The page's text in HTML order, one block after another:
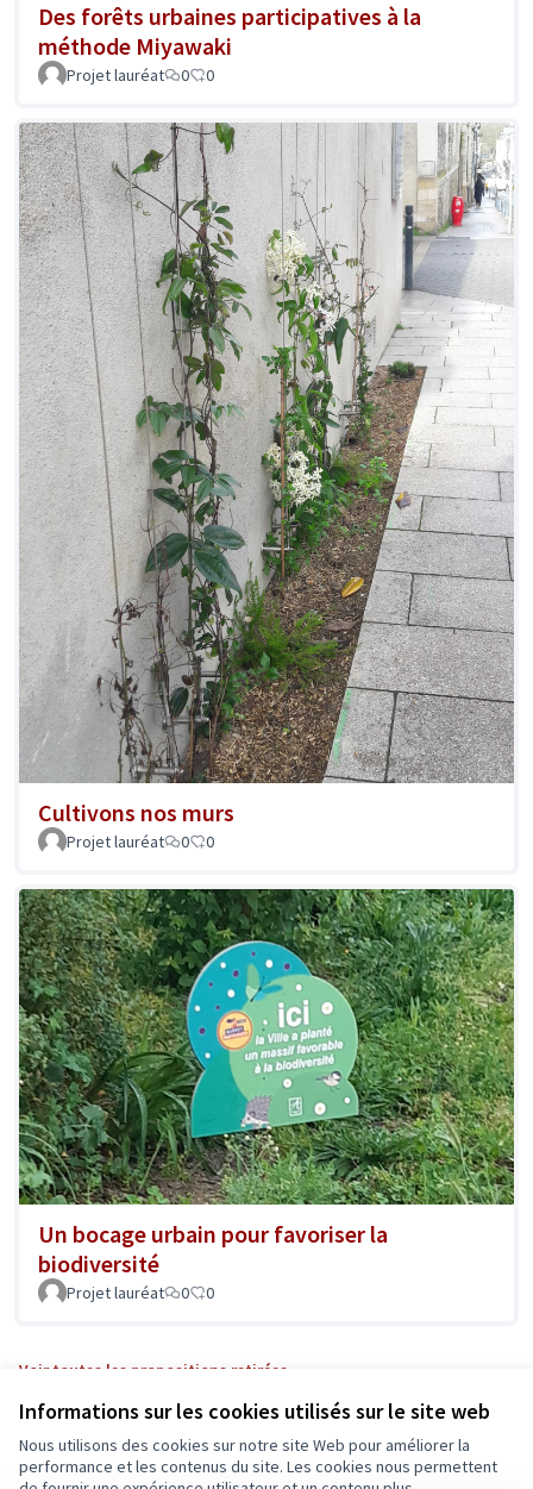
Informations sur les cookies utilisés sur le site web
Nous utilisons des cookies sur notre site Web pour améliorer la
performance et les contenus du site. Les cookies nous permettent
Des forêts urbaines participatives à la
méthode Miyawaki
Projet lauréat 0 0
Cultivons nos murs
Projet lauréat 0 0
Un bocage urbain pour favoriser la
biodiversité
Projet lauréat 0 0
Voir toutes les propositions retirées
Conditions d'utilisation
Paramètres des cookies